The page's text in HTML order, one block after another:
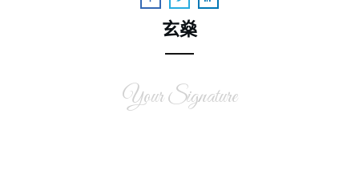
玄燊
Your Signature